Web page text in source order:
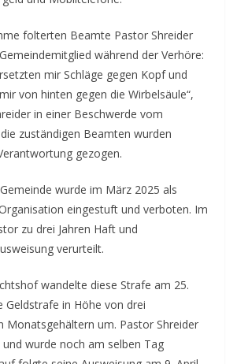
folterten Beamte Pastor Shreider
während der Verhöre:
mir Schläge gegen Kopf und
von hinten gegen die Wirbelsäule“,
in einer Beschwerde vom
zuständigen Beamten wurden
gezogen.
wurde im März 2025 als
eingestuft und verboten. Im
zu drei Jahren Haft und
verurteilt.
wandelte diese Strafe am 25.
Geldstrafe in Höhe von drei
Monatsgehältern um. Pastor Shreider
wurde noch am selben Tag